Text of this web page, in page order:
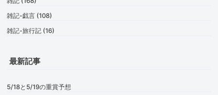
雑記-戯言 (108)
雑記-旅行記 (16)
最新記事
5/18と5/19の重賞予想